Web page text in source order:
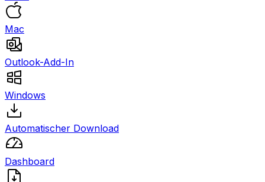
Mac
Outlook-Add-In
Windows
Automatischer Download
Dashboard